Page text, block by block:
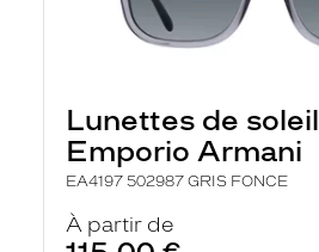
Lunettes de soleil
Emporio Armani
EA4197 502987 GRIS FONCE
À partir de